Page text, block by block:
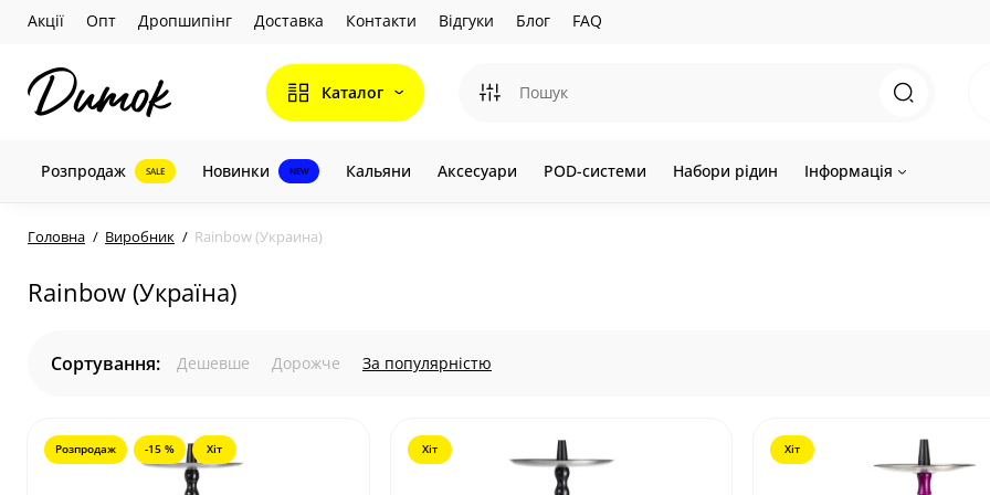
Акції Опт Дропшипінг Доставка Контакти Відгуки Блог FAQ
Каталог
Розпродаж SALE Новинки NEW Кальяни Аксесуари POD-системи Набори рідин Інформація
Головна Виробник Rainbow (Украина)
Rainbow (Україна)
Сортування: Дешевше Дорожче За популярністю
Розпродаж -15 % Хіт Хіт Хіт